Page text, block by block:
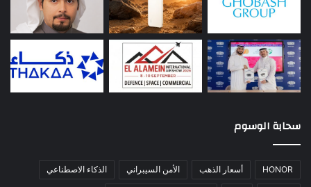
سحابة الوسوم
HONOR أسعار الذهب الأمن السيبراني الذكاء الاصطناعي